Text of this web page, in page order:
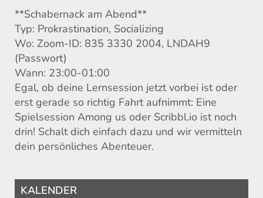
**Schabernack am Abend**
Typ: Prokrastination, Socializing
Wo: Zoom-ID: 835 3330 2004, LNDAH9
(Passwort)
Wann: 23:00-01:00
Egal, ob deine Lernsession jetzt vorbei ist oder
erst gerade so richtig Fahrt aufnimmt: Eine
Spielsession Among us oder Scribbl.io ist noch
drin! Schalt dich einfach dazu und wir vermitteln
dein persönliches Abenteuer.
KALENDER